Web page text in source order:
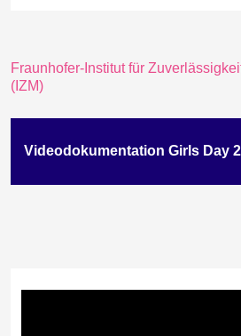
Fraunhofer-Institut für
(IZM)
Videodokumentation Girls Day